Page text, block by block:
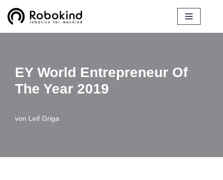
Zum
EY World Entrepreneur Of
The Year 2019
von Leif Griga